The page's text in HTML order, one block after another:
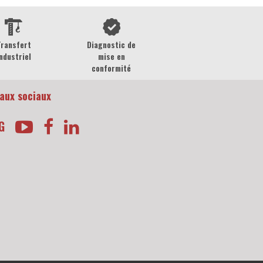
Diagnostic de
mise en
conformité
sociaux